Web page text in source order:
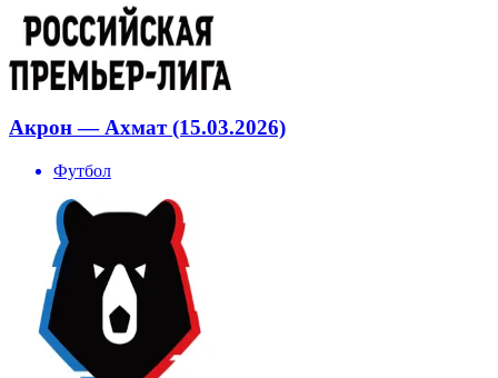
Акрон — Ахмат (15.03.2026)
Футбол